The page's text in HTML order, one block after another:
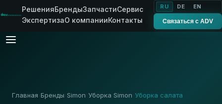
РешенияБрендыЗапчастиСервис
ЭкспертизаО компанииКонтакты
RU DE EN
Связаться с ADV
Главная› Бренды Simon Уборка Simon Уборка салата